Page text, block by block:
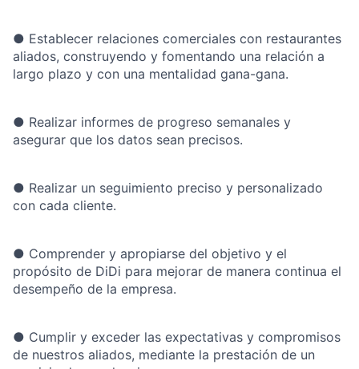
● Establecer relaciones comerciales con restaurantes
aliados, construyendo y fomentando una relación a
largo plazo y con una mentalidad gana-gana.
● Realizar informes de progreso semanales y
asegurar que los datos sean precisos.
● Realizar un seguimiento preciso y personalizado
con cada cliente.
● Comprender y apropiarse del objetivo y el
propósito de DiDi para mejorar de manera continua el
desempeño de la empresa.
● Cumplir y exceder las expectativas y compromisos
de nuestros aliados, mediante la prestación de un